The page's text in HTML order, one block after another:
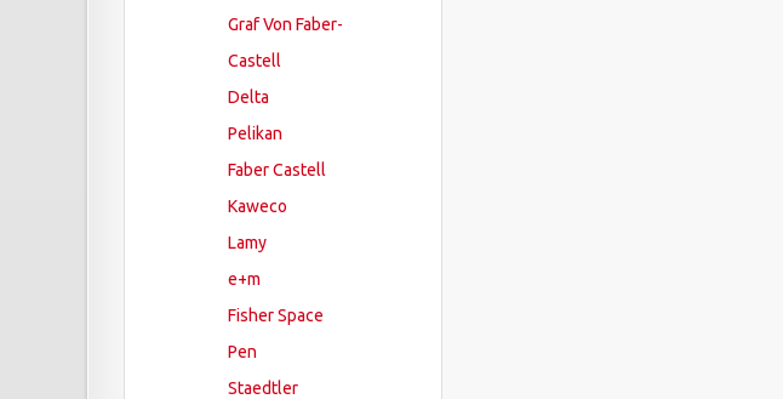
Graf Von Faber-
Castell
Delta
Pelikan
Faber Castell
Kaweco
Lamy
e+m
Fisher Space
Pen
Staedtler